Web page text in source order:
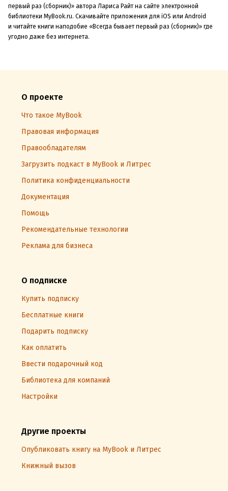
первый раз (сборник)» автора Лариса Райт на сайте электронной
библиотеки MyBook.ru. Скачивайте приложения для iOS или Android
и читайте книги наподобие «Всегда бывает первый раз (сборник)» где
угодно даже без интернета.
О проекте
Что такое MyBook
Правовая информация
Правообладателям
Загрузить подкаст в MyBook и Литрес
Политика конфиденциальности
Документация
Помощь
Рекомендательные технологии
Реклама для бизнеса
О подписке
Купить подписку
Бесплатные книги
Подарить подписку
Как оплатить
Ввести подарочный код
Библиотека для компаний
Настройки
Другие проекты
Опубликовать книгу на MyBook и Литрес
Книжный вызов